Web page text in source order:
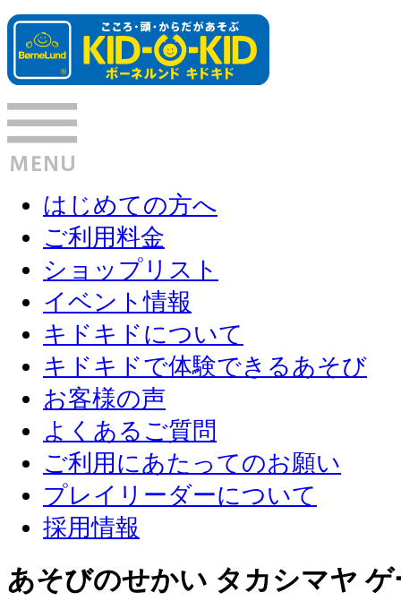
はじめての方へ
ご利用料金
ショップリスト
イベント情報
キドキドについて
キドキドで体験できるあそび
お客様の声
よくあるご質問
ご利用にあたってのお願い
プレイリーダーについて
採用情報
あそびのせかい タカシマヤ